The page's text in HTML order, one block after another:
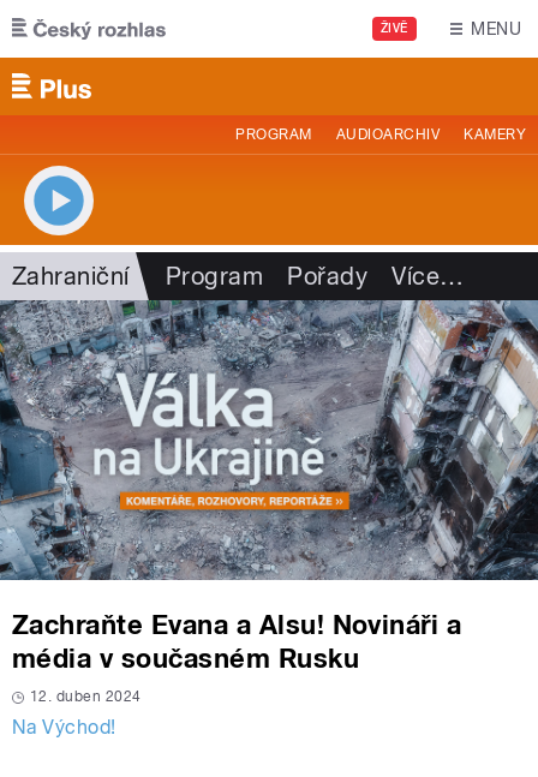
Přejít k hlavnímu obsahu
ŽIVĚ MENU
PROGRAM AUDIOARCHIV KAMERY
Zahraniční Program Pořady Více…
Zachraňte Evana a Alsu! Novináři a
média v současném Rusku
12. duben 2024
Na Východ!